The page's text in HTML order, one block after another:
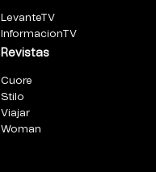
LevanteTV
InformacionTV
Revistas
Cuore
Stilo
Viajar
Woman